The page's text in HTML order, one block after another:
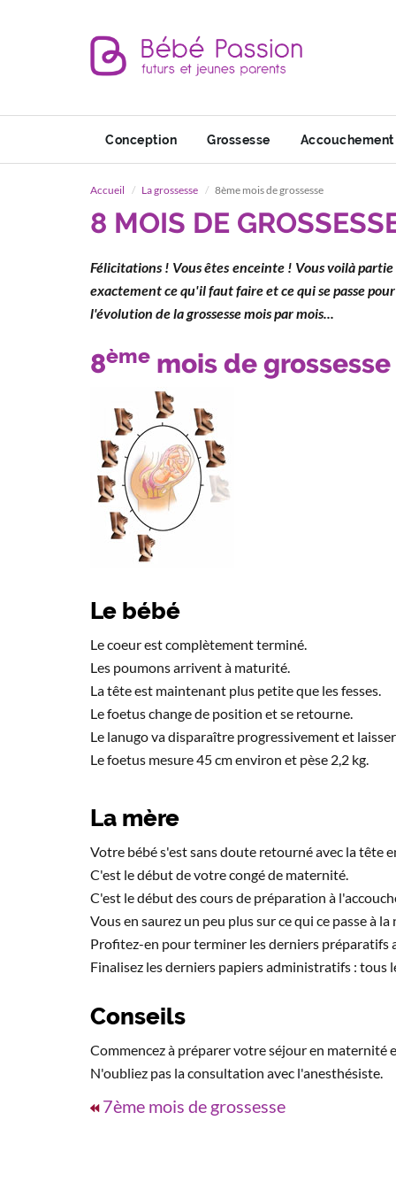
Conception Grossesse Accouchement
Accueil La grossesse 8ème mois de grossesse
8 MOIS DE
Félicitations ! Vous êtes enceinte ! Vous voilà
exactement ce qu'il faut faire et ce qui se passe
l'évolution de la grossesse mois par mois...
8ème mois de grossesse
Le bébé
Le coeur est complètement terminé.
Les poumons arrivent à maturité.
La tête est maintenant plus petite que les fesses.
Le foetus change de position et se retourne.
Le lanugo va disparaître progressivement et
Le foetus mesure 45 cm environ et pèse 2,2 kg.
La mère
Votre bébé s'est sans doute retourné avec la tête
C'est le début de votre congé de maternité.
C'est le début des cours de préparation à
Vous en saurez un peu plus sur ce qui ce passe à la
Profitez-en pour terminer les derniers préparatifs
Finalisez les derniers papiers administratifs : tous
Conseils
Commencez à préparer votre séjour en maternité
N'oubliez pas la consultation avec l'anesthésiste.
7ème mois de grossesse